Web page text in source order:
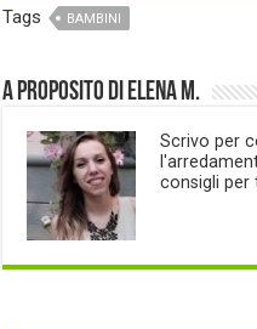
Tags BAMBINI
A proposito di Elena M.
Scrivo per
consigli per